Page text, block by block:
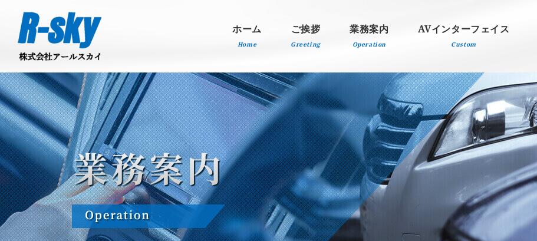
ホーム
Home
ご挨拶
Greeting
業務案内
Operation
AVインターフェイス
Custom